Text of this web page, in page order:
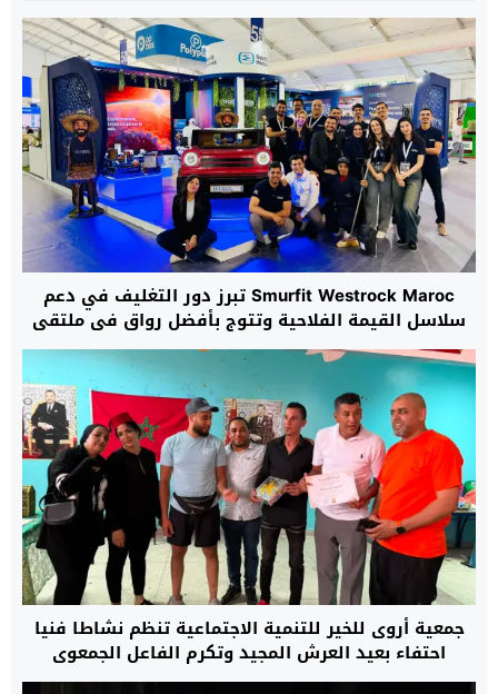
Smurfit Westrock Maroc تبرز دور التغليف في دعم
سلاسل القيمة الفلاحية وتتوج بأفضل رواق في ملتقى
مكناس
جمعية أروى للخير للتنمية الاجتماعية تنظم نشاطا فنيا
احتفاء بعيد العرش المجيد وتكرم الفاعل الجمعوي
السعيد أيت محماد